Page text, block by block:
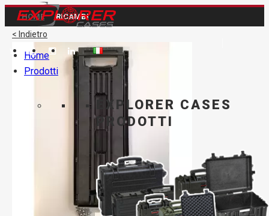
Home
Prodotti
EXPLORER CASES
PRODOTTI
HOME RICAMBI
< Indietro